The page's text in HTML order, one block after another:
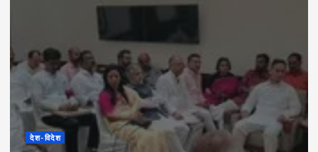
देश-विदेश